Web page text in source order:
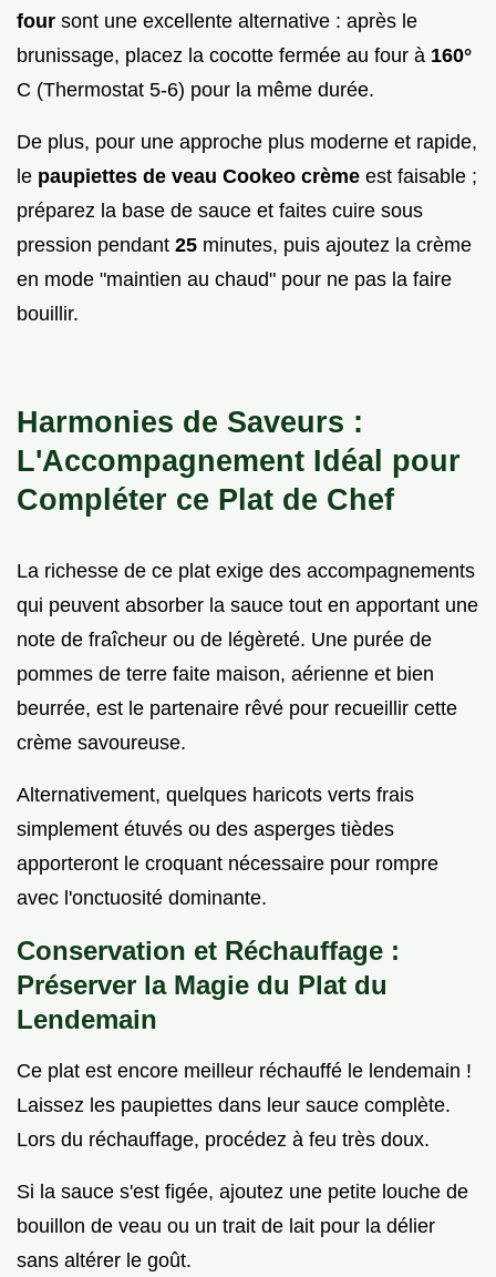
four sont une excellente alternative : après le
brunissage, placez la cocotte fermée au four à 160°
C (Thermostat 5-6) pour la même durée.
De plus, pour une approche plus moderne et rapide,
le paupiettes de veau Cookeo crème est faisable ;
préparez la base de sauce et faites cuire sous
pression pendant 25 minutes, puis ajoutez la crème
en mode "maintien au chaud" pour ne pas la faire
bouillir.
Harmonies de Saveurs :
L'Accompagnement Idéal pour
Compléter ce Plat de Chef
La richesse de ce plat exige des accompagnements
qui peuvent absorber la sauce tout en apportant une
note de fraîcheur ou de légèreté. Une purée de
pommes de terre faite maison, aérienne et bien
beurrée, est le partenaire rêvé pour recueillir cette
crème savoureuse.
Alternativement, quelques haricots verts frais
simplement étuvés ou des asperges tièdes
apporteront le croquant nécessaire pour rompre
avec l'onctuosité dominante.
Conservation et Réchauffage :
Préserver la Magie du Plat du
Lendemain
Ce plat est encore meilleur réchauffé le lendemain !
Laissez les paupiettes dans leur sauce complète.
Lors du réchauffage, procédez à feu très doux.
Si la sauce s'est figée, ajoutez une petite louche de
bouillon de veau ou un trait de lait pour la délier
sans altérer le goût.